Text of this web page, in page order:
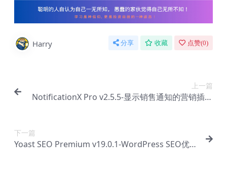
Harry 分享 收藏 点赞(0)
上一篇
NotificationX Pro v2.5.5-显示销售通知的营销插件
下一篇
Yoast SEO Premium v19.0.1-WordPress SEO优化